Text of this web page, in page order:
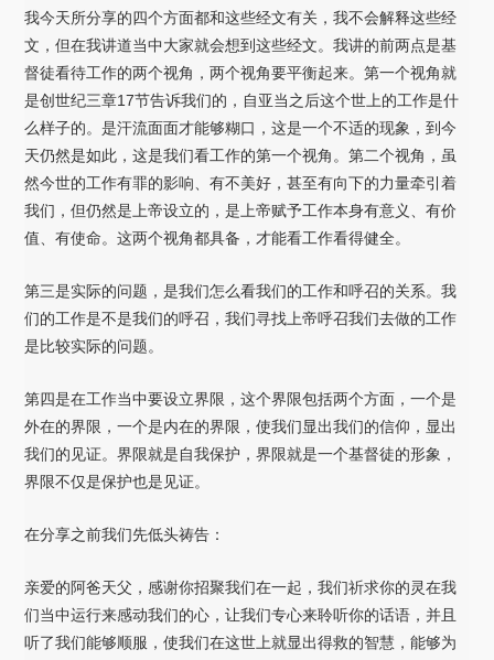
我今天所分享的四个方面都和这些经文有关，我不会解释这些经
文，但在我讲道当中大家就会想到这些经文。我讲的前两点是基
督徒看待工作的两个视角，两个视角要平衡起来。第一个视角就
是创世纪三章17节告诉我们的，自亚当之后这个世上的工作是什
么样子的。是汗流面面才能够糊口，这是一个不适的现象，到今
天仍然是如此，这是我们看工作的第一个视角。第二个视角，虽
然今世的工作有罪的影响、有不美好，甚至有向下的力量牵引着
我们，但仍然是上帝设立的，是上帝赋予工作本身有意义、有价
值、有使命。这两个视角都具备，才能看工作看得健全。
第三是实际的问题，是我们怎么看我们的工作和呼召的关系。我
们的工作是不是我们的呼召，我们寻找上帝呼召我们去做的工作
是比较实际的问题。
第四是在工作当中要设立界限，这个界限包括两个方面，一个是
外在的界限，一个是内在的界限，使我们显出我们的信仰，显出
我们的见证。界限就是自我保护，界限就是一个基督徒的形象，
界限不仅是保护也是见证。
在分享之前我们先低头祷告：
亲爱的阿爸天父，感谢你招聚我们在一起，我们祈求你的灵在我
们当中运行来感动我们的心，让我们专心来聆听你的话语，并且
听了我们能够顺服，使我们在这世上就显出得救的智慧，能够为